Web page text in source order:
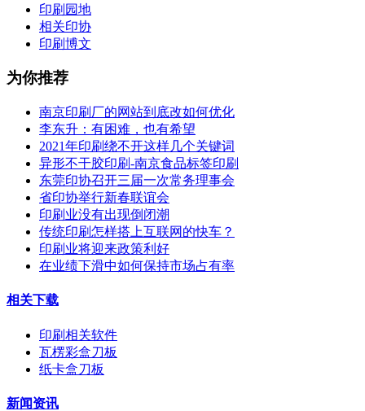
印刷园地
相关印协
印刷博文
为你推荐
南京印刷厂的网站到底改如何优化
李东升：有困难，也有希望
2021年印刷绕不开这样几个关键词
异形不干胶印刷-南京食品标签印刷
东莞印协召开三届一次常务理事会
省印协举行新春联谊会
印刷业没有出现倒闭潮
传统印刷怎样搭上互联网的快车？
印刷业将迎来政策利好
在业绩下滑中如何保持市场占有率
相关下载
印刷相关软件
瓦楞彩盒刀板
纸卡盒刀板
新闻资讯